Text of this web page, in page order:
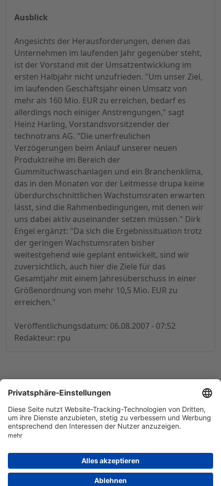
Ausblick
Angesichts der Herausforderungen, denen das
Unternehmen im laufenden Jahr gegenüber steht,
ist der Vorstand mit der Umsatzentwicklung im
ersten Halbjahr nicht unzufrieden. "Um unser Ziel,
im laufenden Geschäftsjahr einen Umsatz von
mehr als 160 Mio. EUR zu erreichen, bedarf es
allerdings noch einiger Anstrengungen," sagt
Heinz Harling, Vorstandsvorsitzender der
technotrans AG. "Die unerfreulichen
Verzögerungen beim Anlauf unserer neuen
Produktreihe im Bereich der
Gummituchwaschanlagen und ein Branchenklima,
das in den Monaten vor der Leitmesse drupa keine
überdurchschnittlichen Wachstumsraten erwarten
lässt, sind die Rahmenbedingungen, mit denen wir
uns dabei aktiv auseinander setzen müssen." Dirk
Engel ergänzt: "Da sich die Ergebnissituation trotz
der geringen Wachstumsraten bisher
weitestgehend wie geplant entwickelt, sind wir
zuversichtlich, auch hier die Ziele für das
Gesamtjahr mit einem Jahresüberschuss in einer
Größenordnung von mehr 10,5 Mio. EUR zu
erreichen."
Veröffentlichungsdatum: 06.08.2007 - 07:52
Redakteur: rpu
© 1998-2026by GSC Research GmbH
Datenschutz